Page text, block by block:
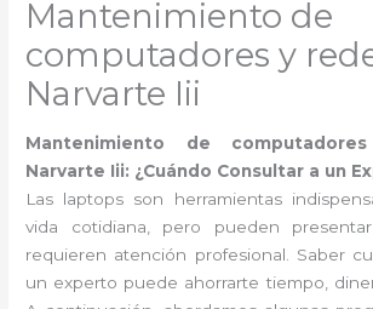
Mantenimiento de
computadores y
Narvarte Iii
Mantenimiento de
Narvarte Iii: ¿Cuándo Consultar a un
Las laptops son herramientas
vida cotidiana, pero pueden
requieren atención profesional. Saber
un experto puede ahorrarte tiempo,